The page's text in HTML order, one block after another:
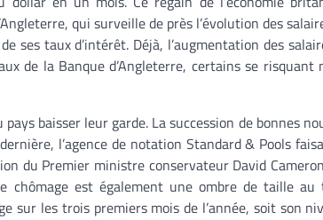
qui surveille de près l’évolution des
ses taux d’intérêt. Déjà, l’augmentation des
de la Banque d’Angleterre, certains se risquant
baisser leur garde. La succession de bonnes
l’agence de notation Standard & Pools
du Premier ministre conservateur David
est également une ombre de taille au
sur les trois premiers mois de l’année, soit son